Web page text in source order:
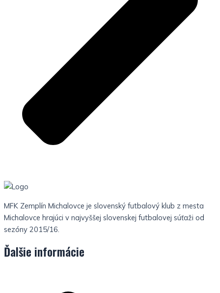
MFK Zemplín Michalovce je slovenský futbalový klub z mesta
Michalovce hrajúci v najvyššej slovenskej futbalovej súťaži od
sezóny 2015/16.
Ďalšie informácie